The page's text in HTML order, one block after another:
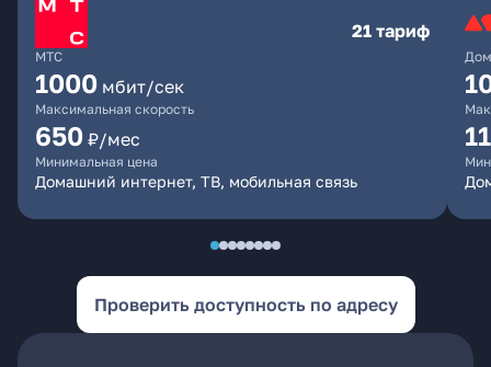
МТС
21 тариф
1000 мбит/сек
Максимальная скорость
650 ₽/мес
Минимальная цена
Домашний интернет, ТВ, мобильная связь
Проверить доступность по адресу